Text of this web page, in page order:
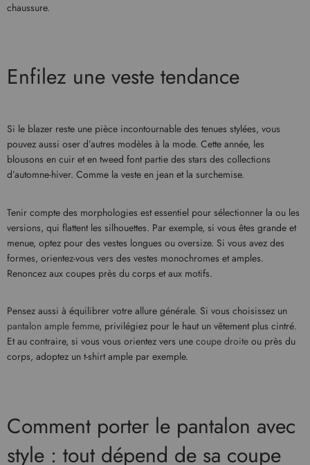
chaussure.
Enfilez une veste tendance
Si le blazer reste une pièce incontournable des tenues stylées, vous
pouvez aussi oser d’autres modèles à la mode. Cette année, les
blousons en cuir et en tweed font partie des stars des collections
d’automne-hiver. Comme la veste en jean et la surchemise.
Tenir compte des morphologies est essentiel pour sélectionner la ou les
versions, qui flattent les silhouettes. Par exemple, si vous êtes grande et
menue, optez pour des vestes longues ou oversize. Si vous avez des
formes, orientez-vous vers des vestes monochromes et amples.
Renoncez aux coupes près du corps et aux motifs.
Pensez aussi à équilibrer votre allure générale. Si vous choisissez un
pantalon ample femme, privilégiez pour le haut un vêtement plus cintré.
Et au contraire, si vous vous orientez vers une coupe droite ou près du
corps, adoptez un t-shirt ample par exemple.
Comment porter le pantalon avec
style : tout dépend de sa coupe